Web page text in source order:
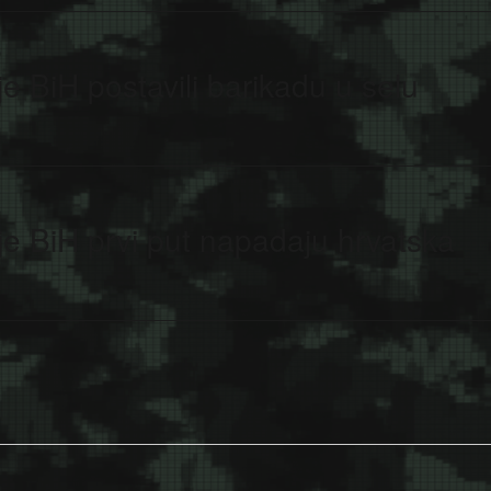
BiH postavili barikadu u selu
BiH prvi put napadaju hrvatska